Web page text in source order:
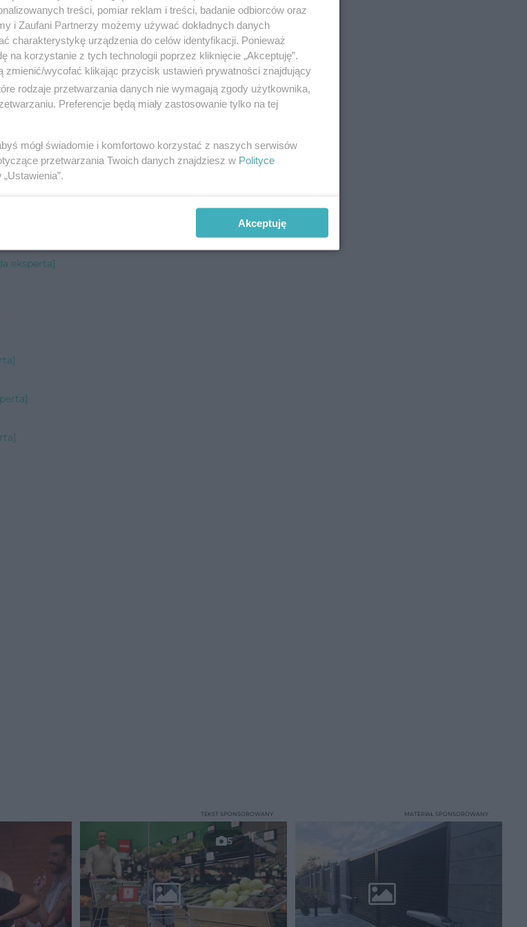
eksperta]
5
TEKST SPONSOROWANY MATERIAŁ SPONSOROWANY
treści, pomiar reklam i treści, badanie odbiorców oraz
i Zaufani Partnerzy możemy używać dokładnych danych
charakterystykę urządzenia do celów identyfikacji. Ponieważ
na korzystanie z tych technologii poprzez kliknięcie „Akceptuję”.
zmienić/wycofać klikając przycisk ustawień prywatności znajdujący
rodzaje przetwarzania danych nie wymagają zgody użytkownika,
Preferencje będą miały zastosowanie tylko na tej
mógł świadomie i komfortowo korzystać z naszych serwisów
przetwarzania Twoich danych znajdziesz w Polityce
Akceptuję